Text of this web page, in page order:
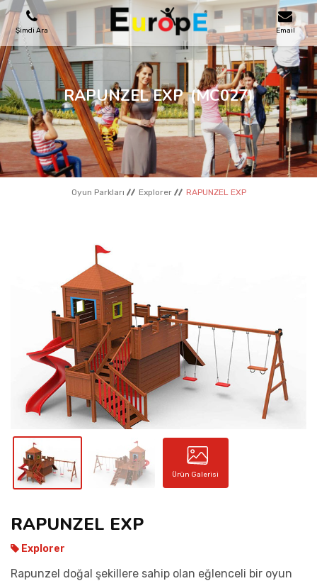
Şimdi Ara Email
OYUN PARKLARI
SKATEPARKLAR
AHŞAP EVLER
KENT MOBILYALARI
REFERANSLAR
İLETIŞIM
RAPUNZEL EXP (MC027)
Oyun Parkları Explorer RAPUNZEL EXP
Ürün Galerisi
RAPUNZEL EXP
Explorer
Rapunzel doğal şekillere sahip olan eğlenceli bir oyun